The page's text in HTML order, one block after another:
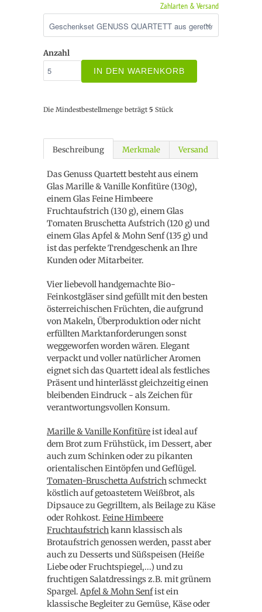
Zahlarten & Versand
Anzahl
IN DEN WARENKORB
Die Mindestbestellmenge beträgt 5 Stück
Beschreibung Merkmale Versand
Das Genuss Quartett besteht aus einem
Glas Marille & Vanille Konfitüre (130g),
einem Glas Feine Himbeere
Fruchtaufstrich (130 g), einem Glas
Tomaten Bruschetta Aufstrich (120 g) und
einem Glas Apfel & Mohn Senf (135 g) und
ist das perfekte Trendgeschenk an Ihre
Kunden oder Mitarbeiter.
Vier liebevoll handgemachte Bio-
Feinkostgläser sind gefüllt mit den besten
österreichischen Früchten, die aufgrund
von Makeln, Überproduktion oder nicht
erfüllten Marktanforderungen sonst
weggeworfen worden wären. Elegant
verpackt und voller natürlicher Aromen
eignet sich das Quartett ideal als festliches
Präsent und hinterlässt gleichzeitig einen
bleibenden Eindruck - als Zeichen für
verantwortungsvollen Konsum.
Marille & Vanille Konfitüreist ideal auf
dem Brot zum Frühstück, im Dessert, aber
auch zum Schinken oder zu pikanten
orientalischen Eintöpfen und Geflügel.
Tomaten-Bruschetta Aufstrichschmeckt
köstlich auf getoastetem Weißbrot, als
Dipsauce zu Gegrilltem, als Beilage zu Käse
oder Rohkost. Feine Himbeere
Fruchtaufstrichkann klassisch als
Brotaufstrich genossen werden, passt aber
auch zu Desserts und Süßspeisen (Heiße
Liebe oder Fruchtspiegel,...) und zu
fruchtigen Salatdressings z.B. mit grünem
Spargel. Apfel & Mohn Senfist ein
klassische Begleiter zu Gemüse, Käse oder